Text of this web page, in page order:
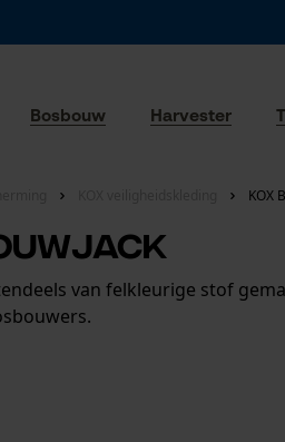
Bosbouw Harvester
KOX
van felkleurige stof